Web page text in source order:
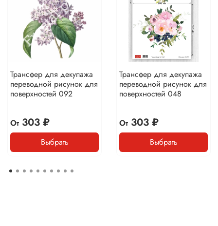
Трансфер для декупажа
переводной рисунок для
поверхностей 092
От303 ₽
Выбрать
Трансфер для декупажа
переводной рисунок для
поверхностей 048
От303 ₽
Выбрать